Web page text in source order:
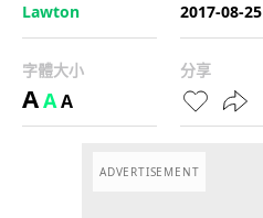
Lawton
2017-08-25
字體大小
AAA
分享
ADVERTISEMENT